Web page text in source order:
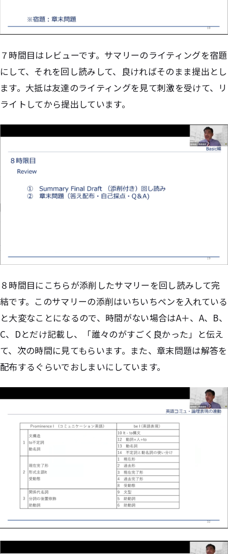
７時間目はレビューです。サマリーのライティングを宿題
にして、それを回し読みして、良ければそのまま提出とし
ます。大抵は友達のライティングを見て刺激を受けて、リ
ライトしてから提出しています。
８時間目にこちらが添削したサマリーを回し読みして完
結です。このサマリーの添削はいちいちペンを入れている
と大変なことになるので、時間がない場合はA＋、A、B、
C、Dとだけ記載し、「誰々のがすごく良かった」と伝え
て、次の時間に見てもらいます。また、章末問題は解答を
配布するぐらいでおしまいにしています。